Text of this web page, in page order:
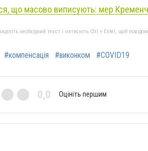
що масово виписують: мер
необхідний текст і натисніть Ctrl + Enter, щоб
#компенсація #виконком #COVID19
0,0 Оцініть першим